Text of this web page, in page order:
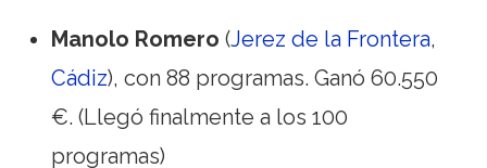
Manolo Romero (Jerez de la Frontera,
Cádiz), con 88 programas. Ganó 60.550
€. (Llegó finalmente a los 100
programas)